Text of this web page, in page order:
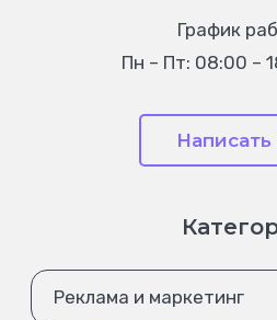
График
Пн – Пт: 08:00 –
Написать
Реклама и маркетинг